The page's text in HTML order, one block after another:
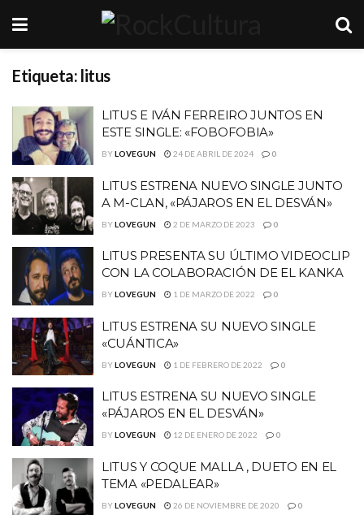
Etiqueta: litus
LITUS E IVÁN FERREIRO JUNTOS EN
ESTE SINGLE: «FOBOFOBIA»
BYLOVEGUN 24 DE ABRIL DE 2024 0
LITUS ESTRENA NUEVO SINGLE JUNTO
A M-CLAN, «PÁJAROS EN EL DESVÁN»
BYLOVEGUN 2 DE MARZO DE 2023 0
LITUS PRESENTA SU ÚLTIMO VIDEOCLIP
CON LA COLABORACIÓN DE EL KANKA
BYLOVEGUN 1 DE MARZO DE 2022 0
LITUS ESTRENA SU NUEVO SINGLE
«CUÁNTICA»
BYLOVEGUN 1 DE FEBRERO DE 2022 0
LITUS ESTRENA SU NUEVO SINGLE
«PÁJAROS EN EL DESVÁN»
BYLOVEGUN 12 DE ENERO DE 2022 0
LITUS Y COQUE MALLA , DUETO EN EL
TEMA «PEDALEAR»
BYLOVEGUN 26 DE NOVIEMBRE DE 2020 0